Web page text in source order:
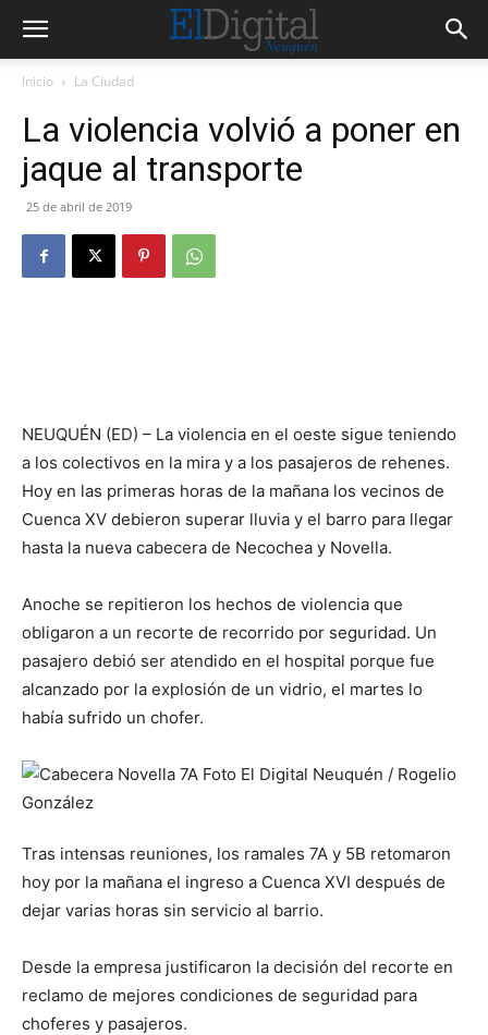
Inicio La Ciudad
La violencia volvió a poner en
jaque al transporte
25 de abril de 2019
NEUQUÉN (ED) – La violencia en el oeste sigue teniendo
a los colectivos en la mira y a los pasajeros de rehenes.
Hoy en las primeras horas de la mañana los vecinos de
Cuenca XV debieron superar lluvia y el barro para llegar
hasta la nueva cabecera de Necochea y Novella.
Anoche se repitieron los hechos de violencia que
obligaron a un recorte de recorrido por seguridad. Un
pasajero debió ser atendido en el hospital porque fue
alcanzado por la explosión de un vidrio, el martes lo
había sufrido un chofer.
Tras intensas reuniones, los ramales 7A y 5B retomaron
hoy por la mañana el ingreso a Cuenca XVI después de
dejar varias horas sin servicio al barrio.
Desde la empresa justificaron la decisión del recorte en
reclamo de mejores condiciones de seguridad para
choferes y pasajeros.